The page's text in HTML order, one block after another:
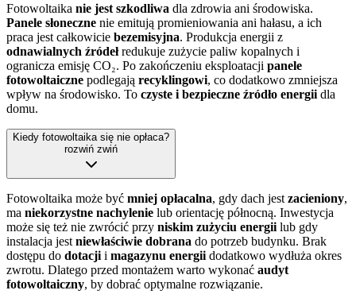
Fotowoltaika nie jest szkodliwa dla zdrowia ani środowiska.
Panele słoneczne nie emitują promieniowania ani hałasu, a ich
praca jest całkowicie bezemisyjna. Produkcja energii z
odnawialnych źródełredukuje zużycie paliw kopalnych i
ogranicza emisję CO₂. Po zakończeniu eksploatacji panele
fotowoltaiczne podlegają recyklingowi, co dodatkowo zmniejsza
wpływ na środowisko. To czyste i bezpieczne źródło energii dla
domu.
Kiedy fotowoltaika się nie opłaca?
rozwiń zwiń
Fotowoltaika może być mniej opłacalna, gdy dach jest zacieniony,
ma niekorzystne nachylenie lub orientację północną. Inwestycja
może się też nie zwrócić przy niskim zużyciu energii lub gdy
instalacja jest niewłaściwie dobrana do potrzeb budynku. Brak
dostępu do dotacji i magazynu energii dodatkowo wydłuża okres
zwrotu. Dlatego przed montażem warto wykonać audyt
fotowoltaiczny, by dobrać optymalne rozwiązanie.